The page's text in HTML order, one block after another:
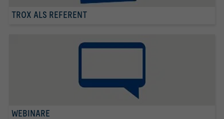
TROX ALS REFERENT
WEBINARE